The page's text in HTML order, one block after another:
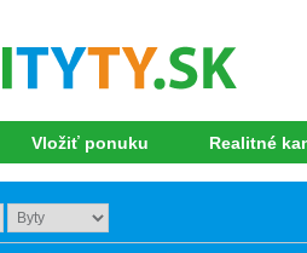
Vložiť ponuku Realitné